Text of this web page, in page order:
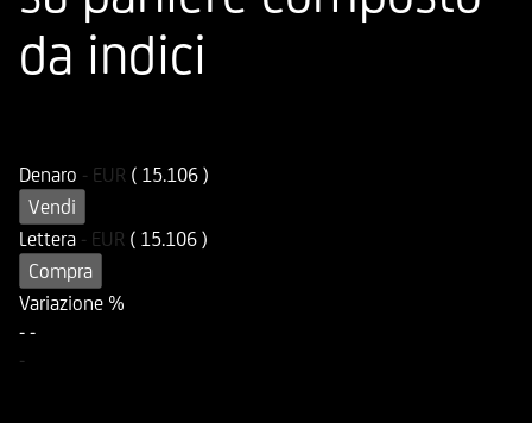
da indici
Denaro - EUR ( 15.106 )
Vendi
Lettera - EUR ( 15.106 )
Compra
Variazione %
- -
-